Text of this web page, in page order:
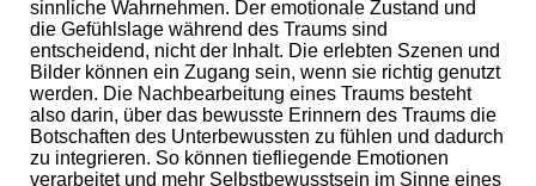
sinnliche Wahrnehmen. Der emotionale Zustand und
die Gefühlslage während des Traums sind
entscheidend, nicht der Inhalt. Die erlebten Szenen und
Bilder können ein Zugang sein, wenn sie richtig genutzt
werden. Die Nachbearbeitung eines Traums besteht
also darin, über das bewusste Erinnern des Traums die
Botschaften des Unterbewussten zu fühlen und dadurch
zu integrieren. So können tiefliegende Emotionen
verarbeitet und mehr Selbstbewusstsein im Sinne eines